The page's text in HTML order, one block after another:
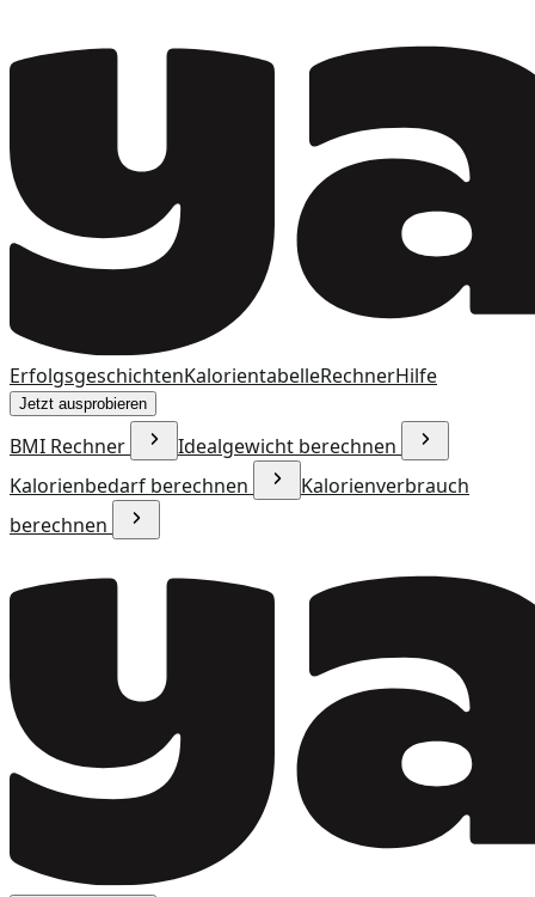
ErfolgsgeschichtenKalorientabelleRechnerHilfe
Jetzt ausprobieren
BMI Rechner
Idealgewicht berechnen
Kalorienbedarf berechnen
Kalorienverbrauch
berechnen